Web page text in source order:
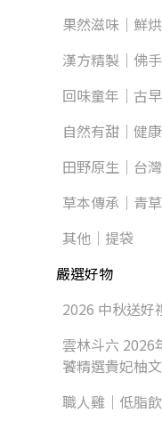
果然滋味｜鮮
漢方精製｜佛
回味童年｜古
自然有甜｜健
田野原生｜台
草本傳承｜青
其他｜提袋
嚴選好物
2026 中秋送好
雲林斗六 2026
饕精選貴妃柚
職人雞｜低脂